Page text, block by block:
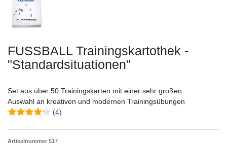
FUSSBALL Trainingskartothek -
"Standardsituationen"
Set aus über 50 Trainingskarten mit einer sehr großen
Auswahl an kreativen und modernen Trainingsübungen
(4)
Artikelnummer 517